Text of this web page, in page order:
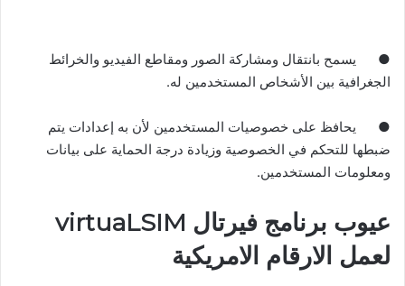
● يسمح بانتقال ومشاركة الصور ومقاطع الفيديو والخرائط
الجغرافية بين الأشخاص المستخدمين له.
● يحافظ على خصوصيات المستخدمين لأن به إعدادات يتم
ضبطها للتحكم في الخصوصية وزيادة درجة الحماية على بيانات
ومعلومات المستخدمين.
عيوب برنامج فيرتال virtuaLSIM
لعمل الارقام الامريكية